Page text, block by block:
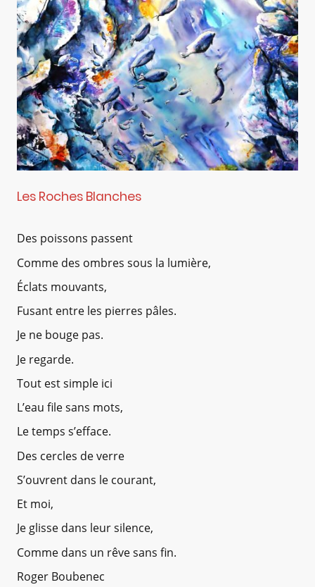
Les Roches Blanches
Des poissons passent
Comme des ombres sous la lumière,
Éclats mouvants,
Fusant entre les pierres pâles.
Je ne bouge pas.
Je regarde.
Tout est simple ici
L’eau file sans mots,
Le temps s’efface.
Des cercles de verre
S’ouvrent dans le courant,
Et moi,
Je glisse dans leur silence,
Comme dans un rêve sans fin.
Roger Boubenec